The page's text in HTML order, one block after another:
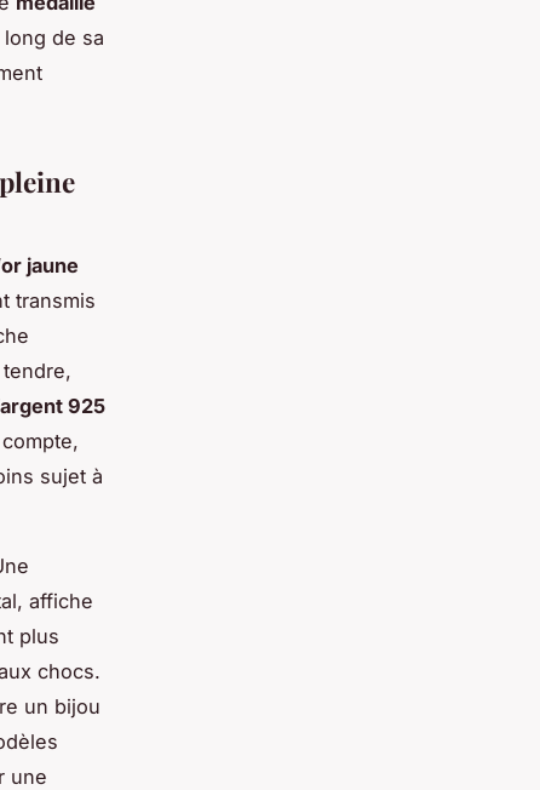
de sa
or jaune
transmis
argent 925
sujet à
affiche
plus
chocs.
un bijou
une